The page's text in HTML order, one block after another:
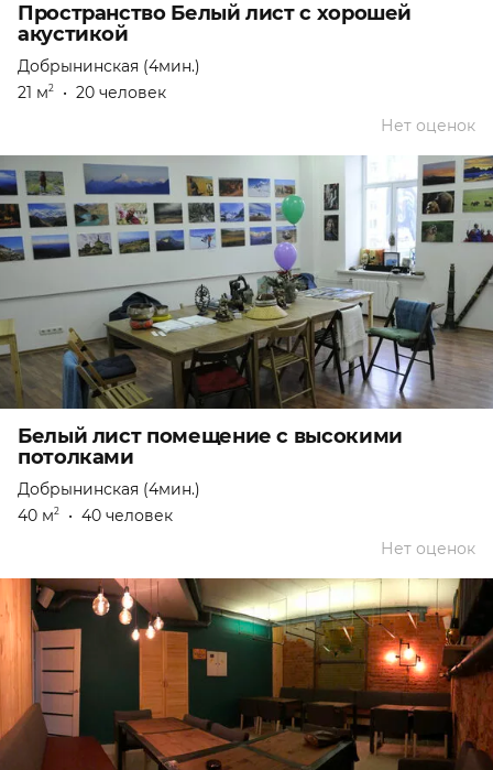
Пространство Белый лист с хорошей
акустикой
Добрынинская (4мин.)
21 м2 • 20 человек
Нет оценок
Белый лист помещение с высокими
потолками
Добрынинская (4мин.)
40 м2 • 40 человек
Нет оценок